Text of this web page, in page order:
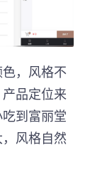
，风格不
品定位来
到富丽堂
风格自然